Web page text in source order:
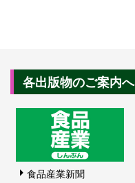
各出版物のご案内へ
食品産業新聞